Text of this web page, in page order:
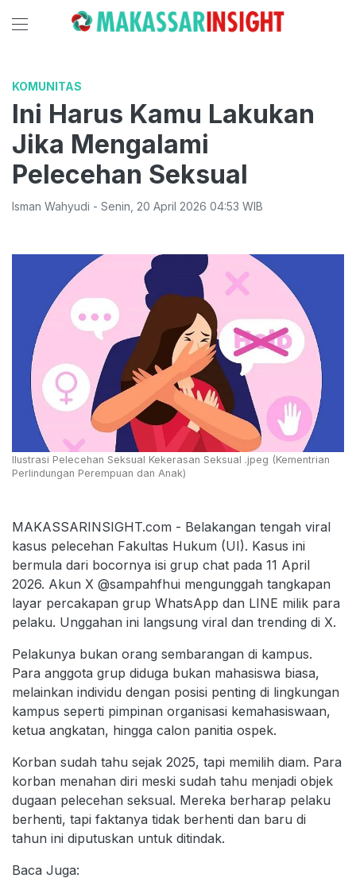
KOMUNITAS
Ini Harus Kamu Lakukan
Jika Mengalami
Pelecehan Seksual
Isman Wahyudi - Senin 20 April 2026 04:53 WIB
Ilustrasi Pelecehan Seksual Kekerasan Seksual .jpeg (Kementrian
Perlindungan Perempuan dan Anak)
MAKASSARINSIGHT.com - Belakangan tengah viral
kasus pelecehan Fakultas Hukum (UI). Kasus ini
bermula dari bocornya isi grup chat pada 11 April
2026. Akun X @sampahfhui mengunggah tangkapan
layar percakapan grup WhatsApp dan LINE milik para
pelaku. Unggahan ini langsung viral dan trending di X.
Pelakunya bukan orang sembarangan di kampus.
Para anggota grup diduga bukan mahasiswa biasa,
melainkan individu dengan posisi penting di lingkungan
kampus seperti pimpinan organisasi kemahasiswaan,
ketua angkatan, hingga calon panitia ospek.
Korban sudah tahu sejak 2025, tapi memilih diam. Para
korban menahan diri meski sudah tahu menjadi objek
dugaan pelecehan seksual. Mereka berharap pelaku
berhenti, tapi faktanya tidak berhenti dan baru di
tahun ini diputuskan untuk ditindak.
Baca Juga: